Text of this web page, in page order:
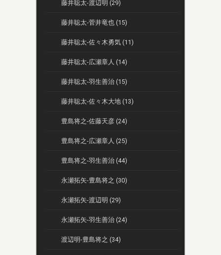
藤井聡太-渡辺明 (29)
藤井聡太-菅井竜也 (15)
藤井聡太-佐々木勇気 (11)
藤井聡太-広瀬章人 (14)
藤井聡太-羽生善治 (15)
藤井聡太-佐々木大地 (13)
豊島将之-佐藤天彦 (24)
豊島将之-広瀬章人 (25)
豊島将之-羽生善治 (44)
永瀬拓矢-豊島将之 (30)
永瀬拓矢-渡辺明 (29)
永瀬拓矢-羽生善治 (24)
渡辺明-豊島将之 (34)